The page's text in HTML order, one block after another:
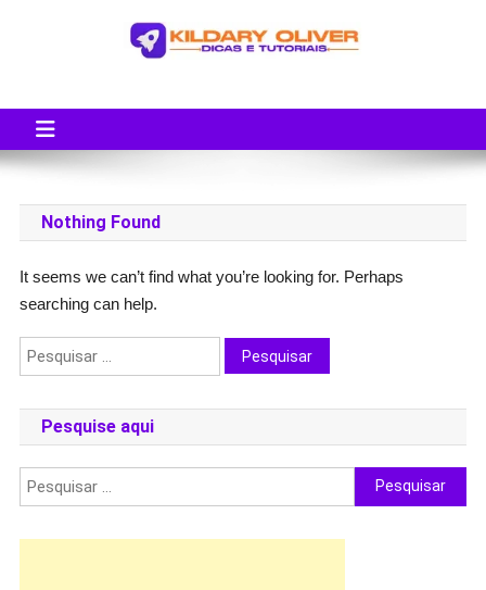
Nothing Found
It seems we can’t find what you’re looking for. Perhaps
searching can help.
Pesquisar
por:
Pesquise aqui
Pesquisar
por: